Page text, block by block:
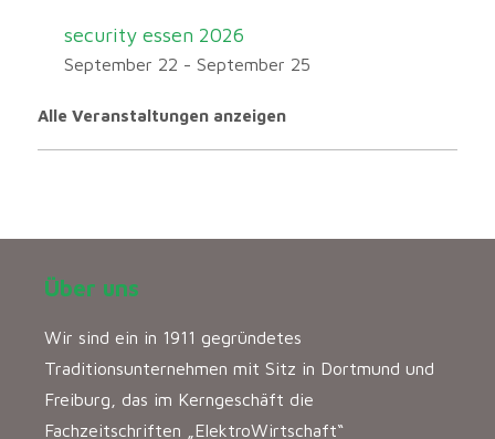
security essen 2026
September 22 - September 25
Alle Veranstaltungen anzeigen
Über uns
Wir sind ein in 1911 gegründetes
Traditionsunternehmen mit Sitz in Dortmund und
Freiburg, das im Kerngeschäft die
Fachzeitschriften „ElektroWirtschaft“